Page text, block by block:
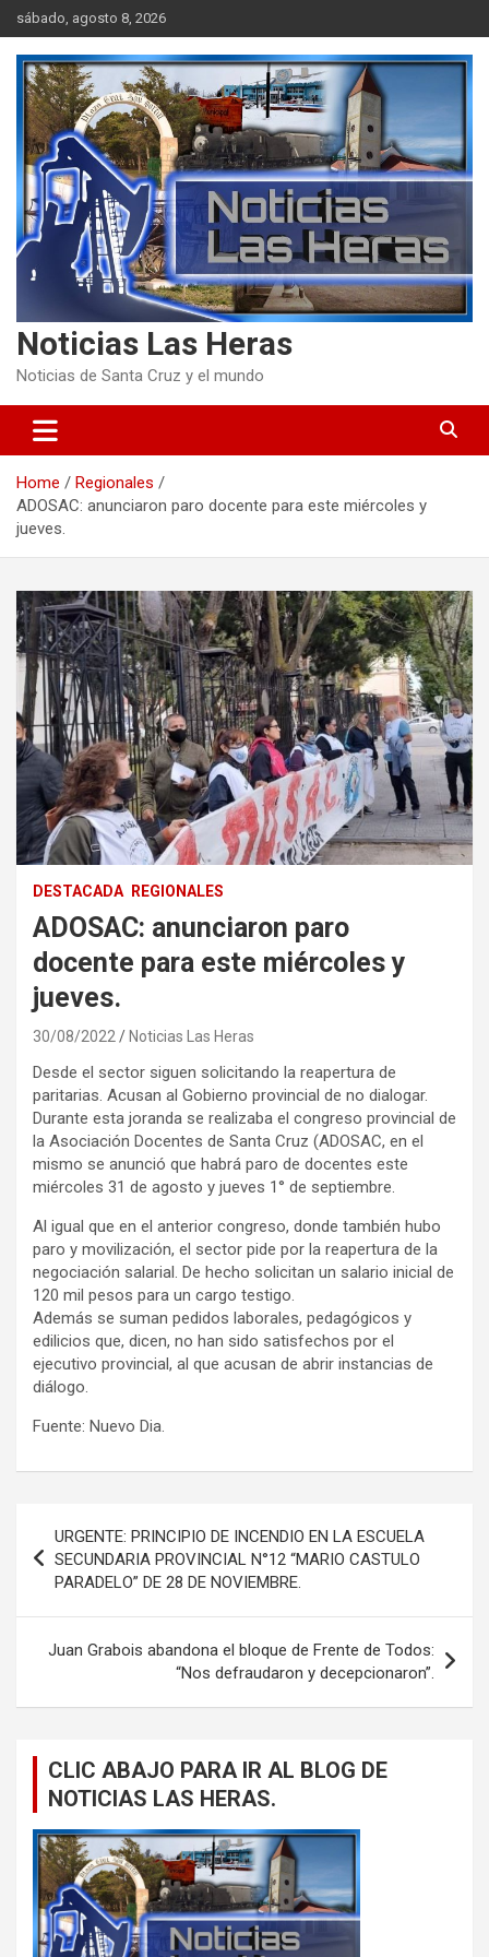
Skip
to
content
sábado, agosto 8, 2026
Noticias Las Heras
Noticias de Santa Cruz y el mundo
Home
Regionales
ADOSAC: anunciaron paro docente para este miércoles y
jueves.
DESTACADA REGIONALES
ADOSAC: anunciaron paro
docente para este miércoles y
jueves.
30/08/2022 Noticias Las Heras
Desde el sector siguen solicitando la reapertura de
paritarias. Acusan al Gobierno provincial de no dialogar.
Durante esta joranda se realizaba el congreso provincial de
la Asociación Docentes de Santa Cruz (ADOSAC, en el
mismo se anunció que habrá paro de docentes este
miércoles 31 de agosto y jueves 1° de septiembre.
Al igual que en el anterior congreso, donde también hubo
paro y movilización, el sector pide por la reapertura de la
negociación salarial. De hecho solicitan un salario inicial de
120 mil pesos para un cargo testigo.
Además se suman pedidos laborales, pedagógicos y
edilicios que, dicen, no han sido satisfechos por el
ejecutivo provincial, al que acusan de abrir instancias de
diálogo.
Fuente: Nuevo Dia.
de
entradas
URGENTE: PRINCIPIO DE INCENDIO EN LA ESCUELA
SECUNDARIA PROVINCIAL N°12 “MARIO CASTULO
PARADELO” DE 28 DE NOVIEMBRE.
Juan Grabois abandona el bloque de Frente de Todos:
“Nos defraudaron y decepcionaron”.
CLIC ABAJO PARA IR AL BLOG DE
NOTICIAS LAS HERAS.